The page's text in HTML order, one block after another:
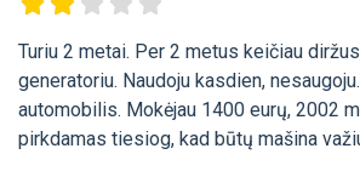
Turiu 2 metai. Per 2 metus keičiau
generatoriu. Naudoju kasdien,
automobilis. Mokėjau 1400 eurų, 2002
pirkdamas tiesiog, kad būtų mašina